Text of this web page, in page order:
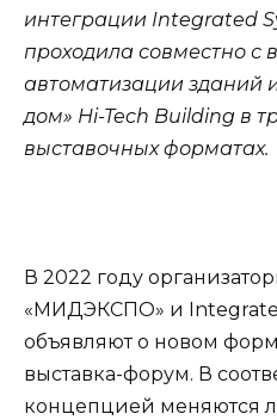
интеграции Integrated
проходила совместно с
автоматизации зданий
дом» Hi-Tech Building в
выставочных форматах.
В 2022 году
«МИДЭКСПО» и
объявляют о новом
выставка-форум. В
концепцией меняются